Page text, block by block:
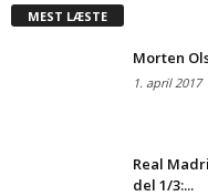
MEST LÆSTE
Morten
1. april 2017
Real
del 1/3:...